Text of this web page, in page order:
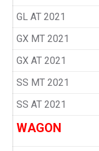
GL AT 2021
GX MT 2021
GX AT 2021
SS MT 2021
SS AT 2021
WAGON